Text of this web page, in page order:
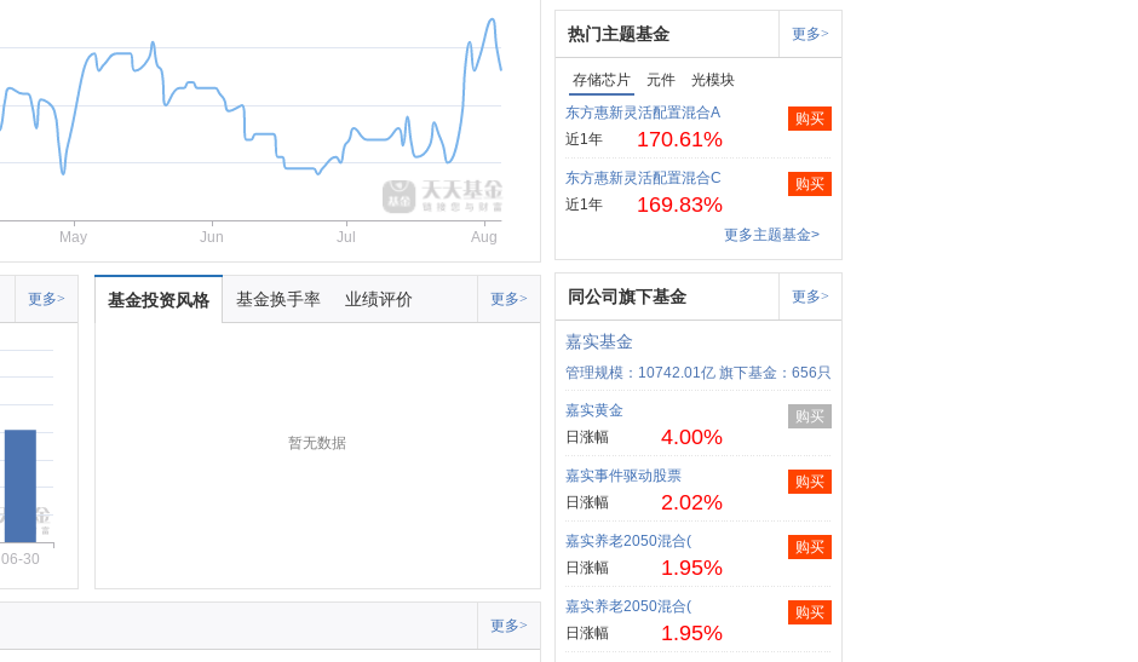
May Jun Jul Aug
更多>
06-30
基金投资风格 基金换手率 业绩评价 更多>
暂无数据
更多>
热门主题基金 更多>
存储芯片 元件
光模块
东方惠新灵活配置混合A
近1年
170.61%
购买
东方惠新灵活配置混合C
近1年
169.83%
购买
更多主题基金>
同公司旗下基金 更多>
嘉实基金
管理规模：10742.01亿 旗下基金：656只
嘉实黄金
日涨幅
4.00%
购买
嘉实事件驱动股票
日涨幅
2.02%
购买
嘉实养老2050混合(
日涨幅
1.95%
购买
嘉实养老2050混合(
日涨幅
1.95%
购买